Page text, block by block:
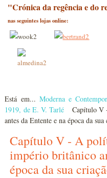
"Crónica da regência e do
nas seguintes lojas online:
Está em... Moderna e
1919, de E. V. Tarlé
Capítulo V
antes da Entente e na época da sua
Capítulo V - A
império britânico
época da sua